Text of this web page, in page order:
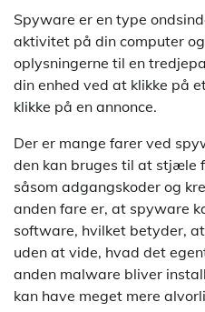
Spyware er en type
aktivitet på din computer
oplysningerne til en
din enhed ved at klikke på
klikke på en annonce.
Der er mange farer ved
den kan bruges til at stjæle
såsom adgangskoder og
anden fare er, at spyware
software, hvilket betyder,
uden at vide, hvad det
anden malware bliver
kan have meget mere